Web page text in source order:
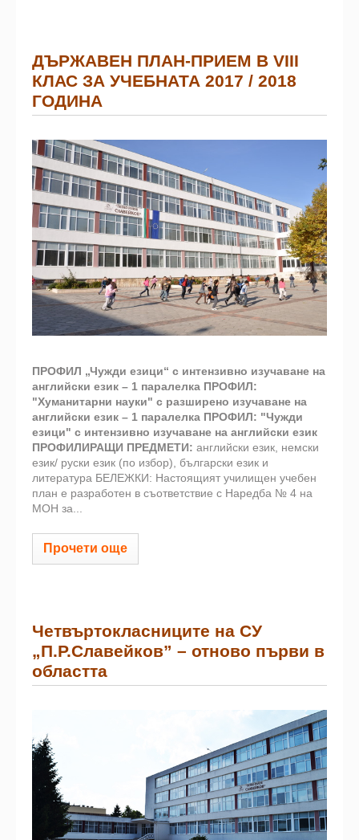
ДЪРЖАВЕН ПЛАН-ПРИЕМ В VІІІ
КЛАС ЗА УЧЕБНАТА 2017 / 2018
ГОДИНА
ПРОФИЛ „Чужди езици“ с интензивно изучаване на
английски език – 1 паралелка ПРОФИЛ:
"Хуманитарни науки" с разширено изучаване на
английски език – 1 паралелка ПРОФИЛ: "Чужди
езици" с интензивно изучаване на английски език
ПРОФИЛИРАЩИ ПРЕДМЕТИ: английски език, немски
език/ руски език (по избор), български език и
литература БЕЛЕЖКИ: Настоящият училищен учебен
план е разработен в съответствие с Наредба № 4 на
МОН за...
Прочети още
Четвъртокласниците на СУ
„П.Р.Славейков” – отново първи в
областта